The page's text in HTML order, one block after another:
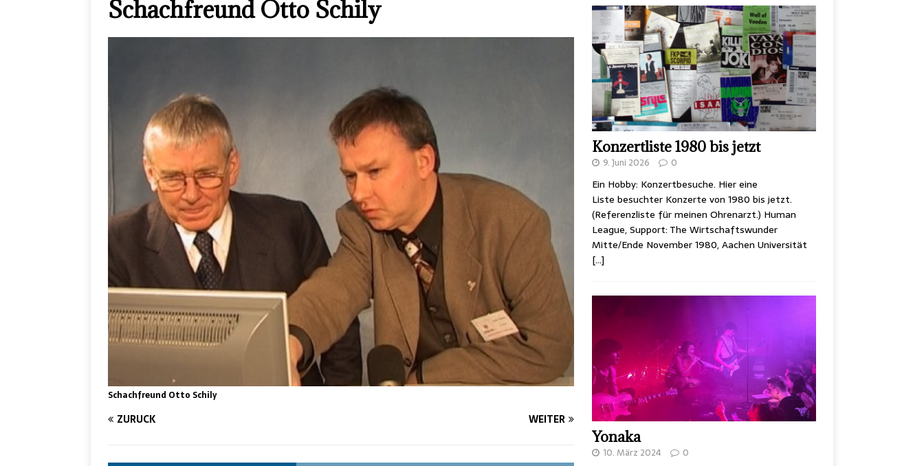
Schachfreund Otto Schily
Schachfreund Otto Schily
ZURÜCK WEITER
Konzertliste 1980 bis jetzt
9. Juni 2026 0
Ein Hobby: Konzertbesuche. Hier eine
Liste besuchter Konzerte von 1980 bis jetzt.
(Referenzliste für meinen Ohrenarzt.) Human
League, Support: The Wirtschaftswunder
Mitte/Ende November 1980, Aachen Universität
[…]
Yonaka
10. März 2024 0